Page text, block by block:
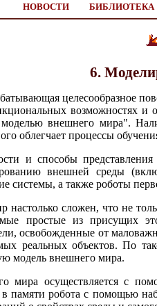
НОВОСТИ БИБЛИОТЕКА
6.
целесообразное
возможностях и
внешнего мира".
облегчает процессы
и способы
внешней среды
системы, а также роботы
сложен, что не
простые из присущих
освобожденные от
реальных объектов. По
модель внешнего мира.
мира осуществляется с
памяти робота с помощью